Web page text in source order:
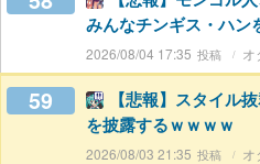
みんなチンギス・ハン
2026/08/04 17:35 オ
59
【悲報】スタイル
を披露するｗｗｗｗ
2026/08/03 21:35 オ